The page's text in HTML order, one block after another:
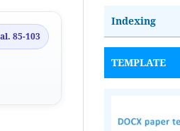
85-103
Indexing
TEMPLATE